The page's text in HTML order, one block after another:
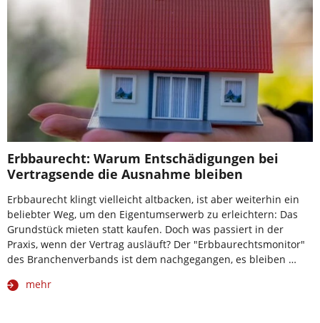
Erbbaurecht: Warum Entschädigungen bei
Vertragsende die Ausnahme bleiben
Erbbaurecht klingt vielleicht altbacken, ist aber weiterhin ein
beliebter Weg, um den Eigentumserwerb zu erleichtern: Das
Grundstück mieten statt kaufen. Doch was passiert in der
Praxis, wenn der Vertrag ausläuft? Der "Erbbaurechtsmonitor"
des Branchenverbands ist dem nachgegangen, es bleiben …
mehr